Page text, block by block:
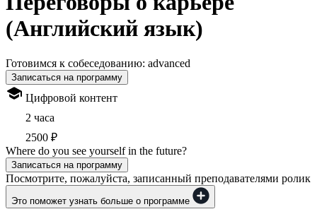
(Английский язык)
Готовимся к собеседованию: advanced
Записаться на программу
Цифровой контент
2 часа
2500 ₽
Where do you see yourself in the future?
Записаться на программу
Посмотрите, пожалуйста, записанный преподавателями ролик
Это поможет узнать больше о программе